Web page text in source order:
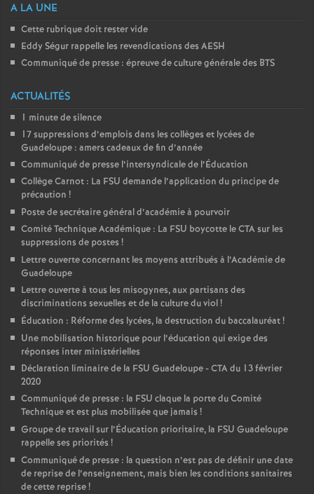
g
r
é
O
r
l
é
a
n
s
T
o
u
A LA UNE
Cette rubrique doit rester vide
Eddy Ségur rappelle les revendications des AESH
Communiqué de presse : épreuve de culture générale des BTS
ACTUALITÉS
1 minute de silence
17 suppressions d’emplois dans les collèges et lycées de
Guadeloupe : amers cadeaux de fin d’année
Communiqué de presse l’intersyndicale de l’Éducation
Collège Carnot : La FSU demande l’application du principe de
précaution !
Poste de secrétaire général d’académie à pourvoir
Comité Technique Académique : La FSU boycotte le CTA sur les
suppressions de postes !
Lettre ouverte concernant les moyens attribués à l’Académie de
Guadeloupe
Lettre ouverte à tous les misogynes, aux partisans des
discriminations sexuelles et de la culture du viol!
Éducation : Réforme des lycées, la destruction du baccalauréat!
Une mobilisation historique pour l’éducation qui exige des
réponses inter ministérielles
Déclaration liminaire de la FSU Guadeloupe - CTA du 13 février
2020
Communiqué de presse : la FSU claque la porte du Comité
Technique et est plus mobilisée que jamais !
Groupe de travail sur l’Éducation prioritaire, la FSU Guadeloupe
rappelle ses priorités !
Communiqué de presse : la question n’est pas de définir une date
de reprise de l’enseignement, mais bien les conditions sanitaires
de cette reprise!